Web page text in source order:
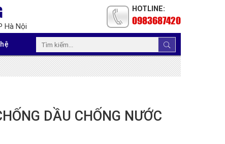
Hà Nội
HOTLINE:
0983687420
DẦU CHỐNG NƯỚC